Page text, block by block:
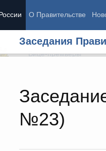
О Правительстве
Заседания
№23)
Председатель
Вице-премьеры
Демография
Здоровье